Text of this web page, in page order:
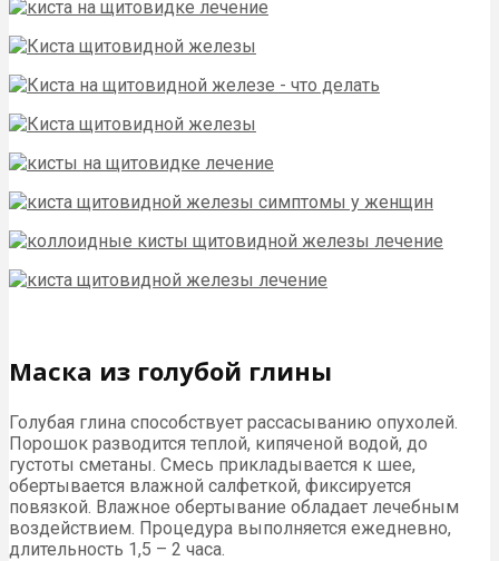
Маска из голубой глины
Голубая глина способствует рассасыванию опухолей.
Порошок разводится теплой, кипяченой водой, до
густоты сметаны. Смесь прикладывается к шее,
обертывается влажной салфеткой, фиксируется
повязкой. Влажное обертывание обладает лечебным
воздействием. Процедура выполняется ежедневно,
длительность 1,5 – 2 часа.